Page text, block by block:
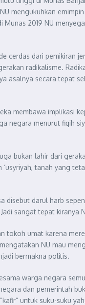
mengukuhkan
2019 NU
dari pemikiran
radikalisme.
asalnya secara tepat
membawa implikasi
negara menurut fiqih
bukan lahir dari
tanah yang
darul harb
sangat tepat
umat karena
NU mau
bermakna politis.
warga negara
dan pemerintah
untuk suku-suku